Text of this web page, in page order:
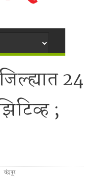
24
;
चंद्रपूर